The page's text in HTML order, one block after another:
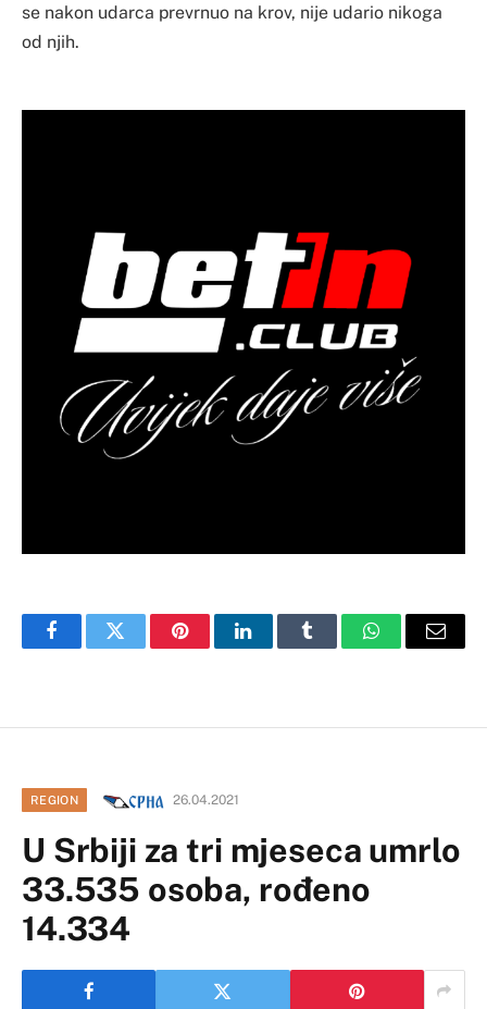
se nakon udarca prevrnuo na krov, nije udario nikoga
od njih.
FacebookTwitter PinterestLinkedInTumblr WhatsAppEmail
REGION 26.04.2021
U Srbiji za tri mjeseca umrlo
33.535 osoba, rođeno
14.334